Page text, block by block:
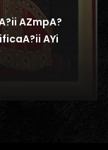
AZmpA?
AYi